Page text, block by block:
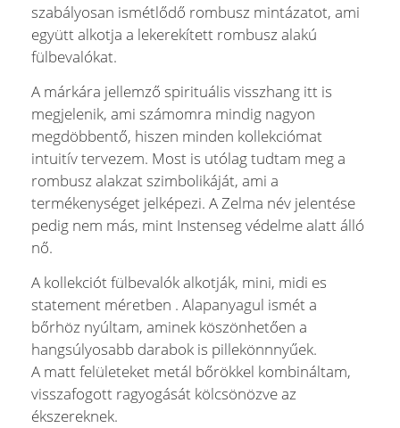
szabályosan ismétlődő rombusz mintázatot, ami
együtt alkotja a lekerekített rombusz alakú
fülbevalókat.
A márkára jellemző spirituális visszhang itt is
megjelenik, ami számomra mindig nagyon
megdöbbentő, hiszen minden kollekciómat
intuitív tervezem. Most is utólag tudtam meg a
rombusz alakzat szimbolikáját, ami a
termékenységet jelképezi. A Zelma név jelentése
pedig nem más, mint Instenseg védelme alatt álló
nő.
A kollekciót fülbevalók alkotják, mini, midi es
statement méretben . Alapanyagul ismét a
bőrhöz nyúltam, aminek köszönhetően a
hangsúlyosabb darabok is pillekönnnyűek.
A matt felületeket metál bőrökkel kombináltam,
visszafogott ragyogását kölcsönözve az
ékszereknek.